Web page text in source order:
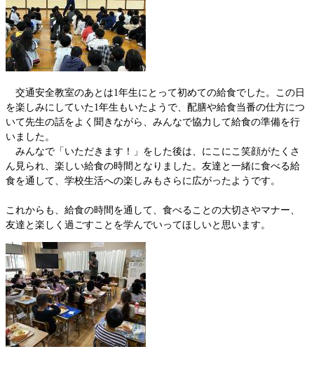
交通安全教室のあとは1年生にとって初めての給食でした。この日
を楽しみにしていた1年生もいたようで、配膳や給食当番の仕方につ
いて先生の話をよく聞きながら、みんなで協力して給食の準備を行
いました。
みんなで「いただきます！」をした後は、にこにこ笑顔がたくさ
ん見られ、楽しい給食の時間となりました。友達と一緒に食べる給
食を通して、学校生活への楽しみもさらに広がったようです。
これからも、給食の時間を通して、食べることの大切さやマナー、
友達と楽しく過ごすことを学んでいってほしいと思います。